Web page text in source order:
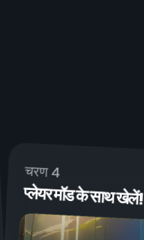
चरण 4
प्लेयर मॉड के साथ खेलें!